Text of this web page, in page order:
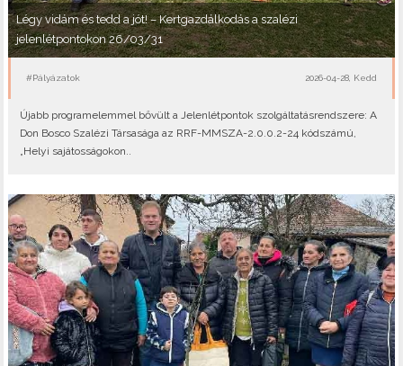
Légy vidám és tedd a jót! – Kertgazdálkodás a szalézi
jelenlétpontokon 26/03/31
#Pályázatok 2026-04-28, Kedd
Újabb programelemmel bővült a Jelenlétpontok szolgáltatásrendszere: A
Don Bosco Szalézi Társasága az RRF-MMSZA-2.0.0.2-24 kódszámú,
„Helyi sajátosságokon..